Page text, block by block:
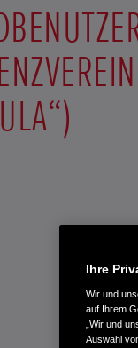
Ihre
Wir und
auf Ihrem
„Wir und
Auswahl